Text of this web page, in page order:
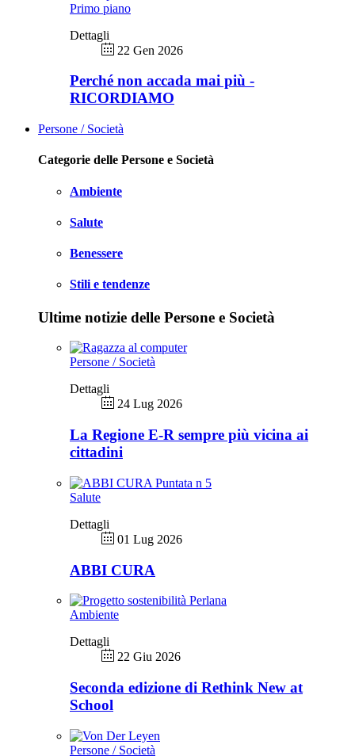
Primo piano
Dettagli
22 Gen 2026
Perché non accada mai più -
RICORDIAMO
Persone / Società
Categorie delle Persone e Società
Ambiente
Salute
Benessere
Stili e tendenze
Ultime notizie delle Persone e Società
Persone / Società
Dettagli
24 Lug 2026
La Regione E-R sempre più vicina ai
cittadini
Salute
Dettagli
01 Lug 2026
ABBI CURA
Ambiente
Dettagli
22 Giu 2026
Seconda edizione di Rethink New at
School
Persone / Società